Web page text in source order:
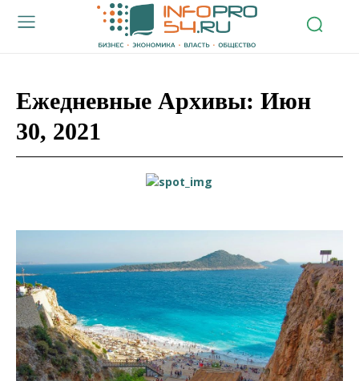
Ежедневные Архивы: Июн
30, 2021